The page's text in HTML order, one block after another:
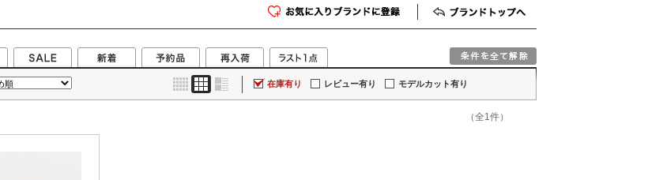
キャンセルについて
返品・交換について
会員特典のご案内
初めてのお客様
よくあるご質問
お問合せ
お気に入りブランド登録
在庫有り レビュー有り モデルカット有り
（全1件）